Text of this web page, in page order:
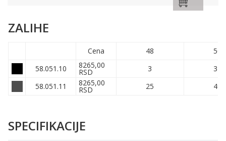
ZALIHE
Cena 48
50
58.051.10
8265,00
RSD 3
37
58.051.11
8265,00
RSD 25 49
SPECIFIKACIJE